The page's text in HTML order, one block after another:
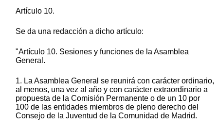
Artículo 10.
Se da una redacción a dicho artículo:
"Artículo 10. Sesiones y funciones de la Asamblea
General.
1. La Asamblea General se reunirá con carácter ordinario,
al menos, una vez al año y con carácter extraordinario a
propuesta de la Comisión Permanente o de un 10 por
100 de las entidades miembros de pleno derecho del
Consejo de la Juventud de la Comunidad de Madrid.